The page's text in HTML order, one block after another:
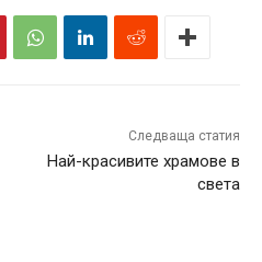
Следваща статия
Най-красивите храмове в
света